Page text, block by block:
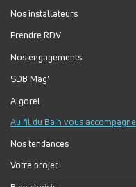
Nos installateurs
Prendre RDV
Nos engagements
SDB Mag'
Algorel
Au fil du Bain vous accompagne
Nos tendances
Votre projet